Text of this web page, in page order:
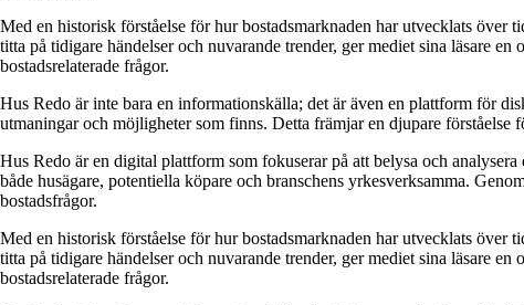
Med en historisk förståelse för hur bostadsmarknaden har utvecklats
titta på tidigare händelser och nuvarande trender, ger mediet sina läsare
bostadsrelaterade frågor.
Hus Redo är inte bara en informationskälla; det är även en plattform för
utmaningar och möjligheter som finns. Detta främjar en djupare
Hus Redo är en digital plattform som fokuserar på att belysa och
både husägare, potentiella köpare och branschens yrkesverksamma.
bostadsfrågor.
Med en historisk förståelse för hur bostadsmarknaden har utvecklats
titta på tidigare händelser och nuvarande trender, ger mediet sina läsare
bostadsrelaterade frågor.